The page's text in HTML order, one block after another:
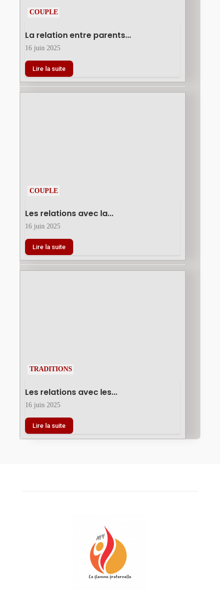
COUPLE
La relation entre parents...
16 juin 2025
Lire la suite
COUPLE
Les relations avec la...
16 juin 2025
Lire la suite
TRADITIONS
Les relations avec les...
16 juin 2025
Lire la suite